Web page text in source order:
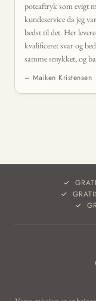
poteaftryk som evigt
kundeservice da jeg
bedst til det. Her
kvalificeret svar og
samme smykket, og
senere lå det
– Maiken Kristensen